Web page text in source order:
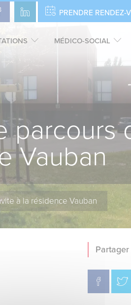
PRENDRE RENDEZ-
MÉDICO-SOCIAL
Vauban
à la résidence Vauban
Partager